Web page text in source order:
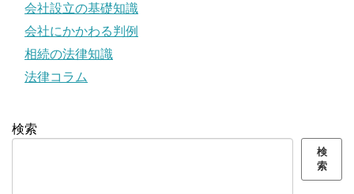
会社設立の基礎知識
会社にかかわる判例
相続の法律知識
法律コラム
検索
検
索